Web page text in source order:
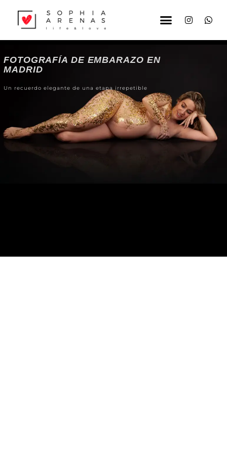
FOTOGRAFÍA DE EMBARAZO EN
MADRID
Un recuerdo elegante de una etapa irrepetible